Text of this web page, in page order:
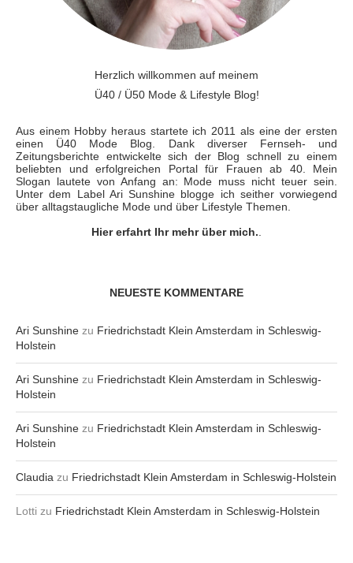
Herzlich willkommen auf meinem
Ü40 / Ü50 Mode & Lifestyle Blog!
Aus einem Hobby heraus startete ich 2011 als eine der ersten
einen Ü40 Mode Blog. Dank diverser Fernseh- und
Zeitungsberichte entwickelte sich der Blog schnell zu einem
beliebten und erfolgreichen Portal für Frauen ab 40. Mein
Slogan lautete von Anfang an: Mode muss nicht teuer sein.
Unter dem Label Ari Sunshine blogge ich seither vorwiegend
über alltagstaugliche Mode und über Lifestyle Themen.
Hier erfahrt Ihr mehr über mich.
NEUESTE KOMMENTARE
Ari Sunshine zu Friedrichstadt Klein Amsterdam in Schleswig-
Holstein
Ari Sunshine zu Friedrichstadt Klein Amsterdam in Schleswig-
Holstein
Ari Sunshine zu Friedrichstadt Klein Amsterdam in Schleswig-
Holstein
Claudia zu Friedrichstadt Klein Amsterdam in Schleswig-Holstein
Lotti zu Friedrichstadt Klein Amsterdam in Schleswig-Holstein